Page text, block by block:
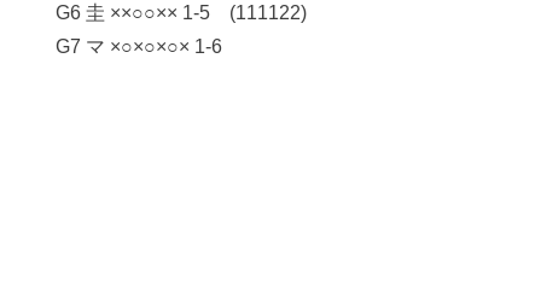
G6 圭 ××○○×× 1-5 (111122)
G7 マ ×○×○×○× 1-6